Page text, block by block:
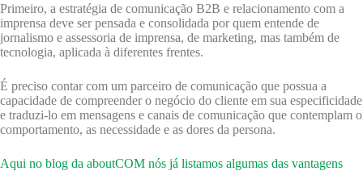
Primeiro, a estratégia de comunicação B2B e relacionamento com a
imprensa deve ser pensada e consolidada por quem entende de
jornalismo e assessoria de imprensa, de marketing, mas também de
tecnologia, aplicada à diferentes frentes.
É preciso contar com um parceiro de comunicação que possua a
capacidade de compreender o negócio do cliente em sua especificidade
e traduzi-lo em mensagens e canais de comunicação que contemplam o
comportamento, as necessidade e as dores da persona.
Aqui no blog da aboutCOM nós já listamos algumas das vantagens